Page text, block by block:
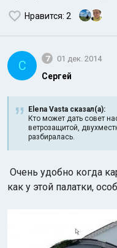
Нравится: 2
С 7 01 дек. 2014
Сергей
Elena Vasta сказал(а):
Кто может дать совет
ветрозащитой,
разбиралась.
Очень удобно когда
как у этой палатки,